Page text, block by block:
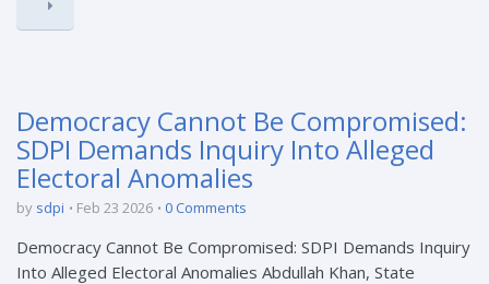
Democracy Cannot Be Compromised:
SDPI Demands Inquiry Into Alleged
Electoral Anomalies
by sdpi Feb 23 2026 0 Comments
Democracy Cannot Be Compromised: SDPI Demands Inquiry
Into Alleged Electoral Anomalies Abdullah Khan, State